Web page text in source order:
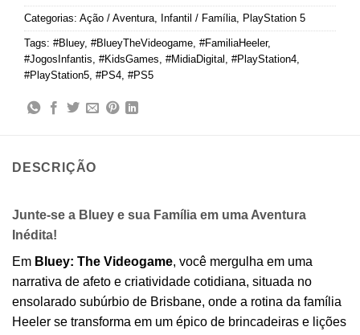
Categorias: Ação / Aventura Infantil / Família PlayStation 5
Tags: #Bluey, #BlueyTheVideogame #FamiliaHeeler,
#JogosInfantis #KidsGames #MidiaDigital #PlayStation4
#PlayStation5 #PS4 #PS5
DESCRIÇÃO
Junte-se a Bluey e sua Família em uma Aventura
Inédita!
Em Bluey: The Videogame, você mergulha em uma
narrativa de afeto e criatividade cotidiana, situada no
ensolarado subúrbio de Brisbane, onde a rotina da família
Heeler se transforma em um épico de brincadeiras e lições